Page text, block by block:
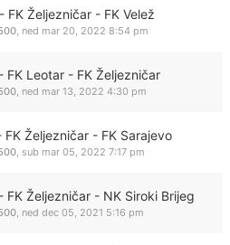
FK Željezničar - FK Velež
, ned mar 20, 2022 8:54 pm
FK Leotar - FK Željezničar
, ned mar 13, 2022 4:30 pm
FK Željezničar - FK Sarajevo
, sub mar 05, 2022 7:17 pm
FK Željezničar - NK Siroki Brijeg
, ned dec 05, 2021 5:16 pm